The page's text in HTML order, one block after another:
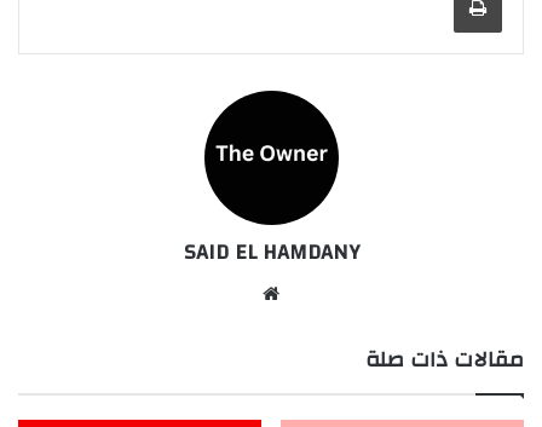
SAID EL HAMDANY
مقالات ذات صلة